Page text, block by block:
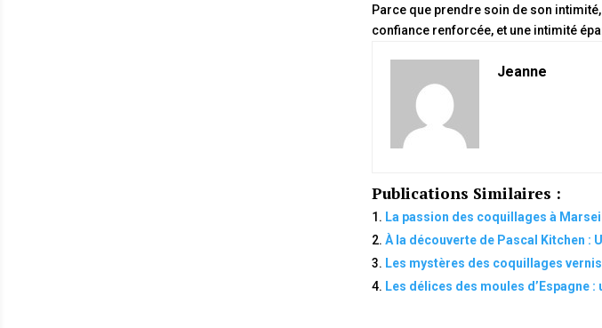
Parce que prendre soin de son
confiance renforcée, et une intimité
Jeanne
Publications Similaires :
La passion des coquillages à
À la découverte de Pascal Kitchen :
Les mystères des coquillages
Les délices des moules d’Espagne